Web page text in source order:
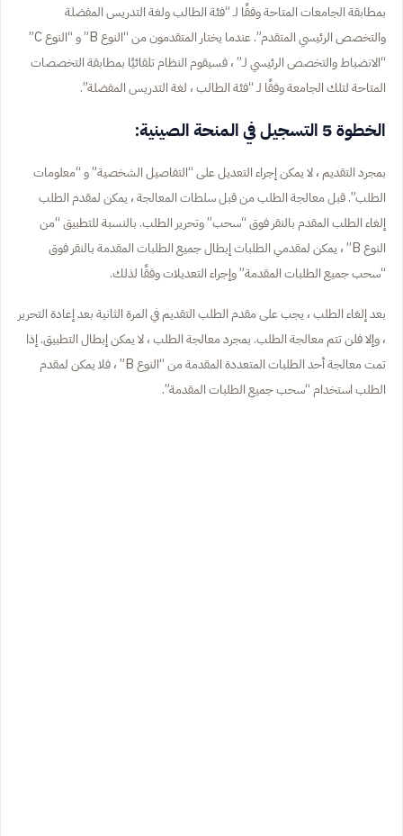
بمطابقة الجامعات المتاحة وفقًا لـ “فئة الطالب ولغة التدريس المفضلة
والتخصص الرئيسي المتقدم”. عندما يختار المتقدمون من “النوع B” و “النوع C”
“الانضباط والتخصص الرئيسي لـ” ، فسيقوم النظام تلقائيًا بمطابقة التخصصات
المتاحة لتلك الجامعة وفقًا لـ “فئة الطالب ، لغة التدريس المفضلة”.
الخطوة 5 التسجيل في المنحة الصينية:
بمجرد التقديم ، لا يمكن إجراء التعديل على “التفاصيل الشخصية” و “معلومات
الطلب”. قبل معالجة الطلب من قبل سلطات المعالجة ، يمكن لمقدم الطلب
إلغاء الطلب المقدم بالنقر فوق “سحب” وتحرير الطلب. بالنسبة للتطبيق “من
النوع B” ، يمكن لمقدمي الطلبات إبطال جميع الطلبات المقدمة بالنقر فوق
“سحب جميع الطلبات المقدمة” وإجراء التعديلات وفقًا لذلك.
بعد إلغاء الطلب ، يجب على مقدم الطلب التقديم في المرة الثانية بعد إعادة التحرير
، وإلا فلن تتم معالجة الطلب. بمجرد معالجة الطلب ، لا يمكن إبطال التطبيق. إذا
تمت معالجة أحد الطلبات المتعددة المقدمة من “النوع B” ، فلا يمكن لمقدم
الطلب استخدام “سحب جميع الطلبات المقدمة”.